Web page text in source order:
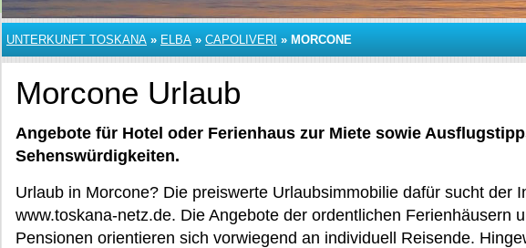
UNTERKUNFT TOSKANA » ELBA » CAPOLIVERI » MORCONE
Morcone Urlaub
Angebote für Hotel oder Ferienhaus zur Miete sowie
Sehenswürdigkeiten.
Urlaub in Morcone? Die preiswerte Urlaubsimmobilie dafür sucht der
www.toskana-netz.de. Die Angebote der ordentlichen Ferienhäusern
Pensionen orientieren sich vorwiegend an individuell Reisende.